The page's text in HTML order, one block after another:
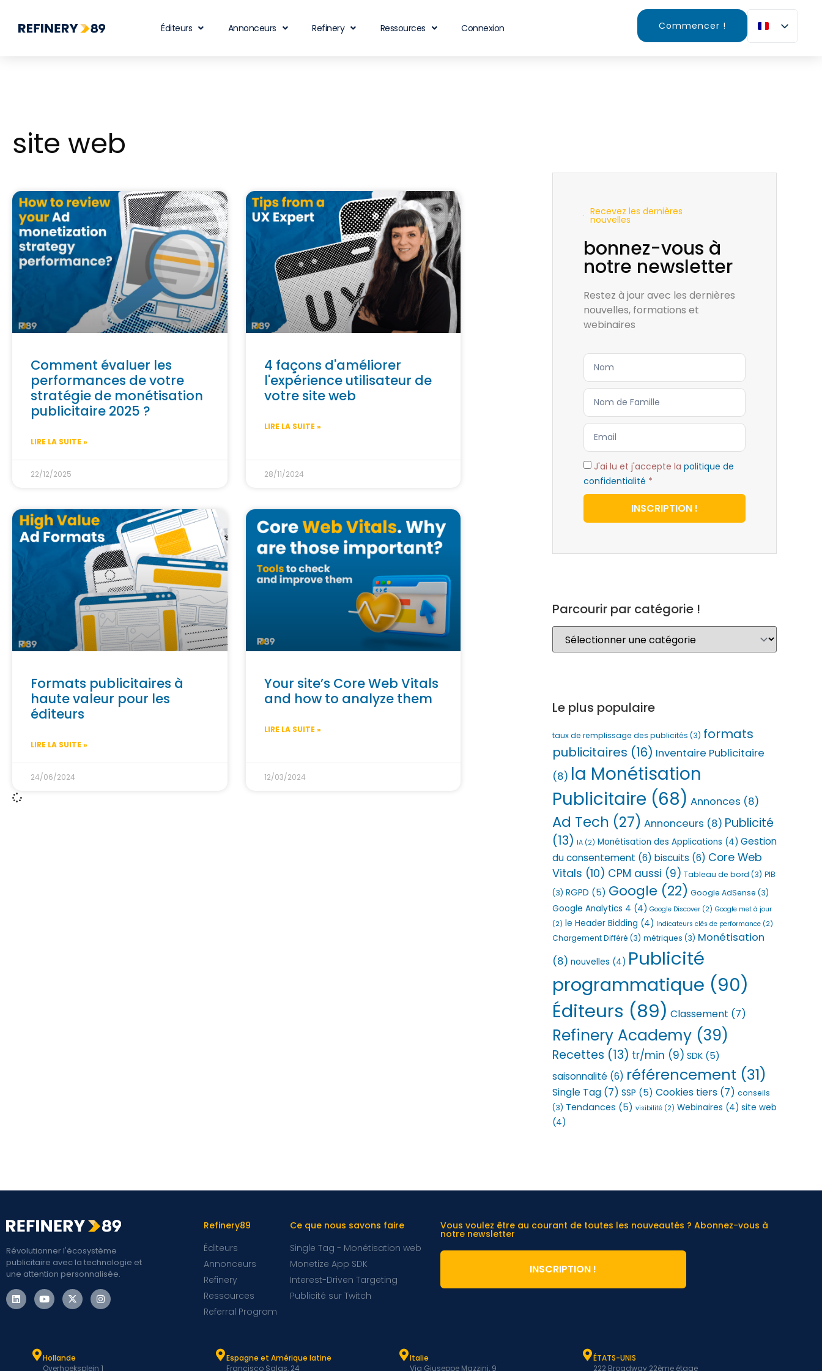
Éditeurs Annonceurs Refinery Ressources Connexion Commencer !
site web
Comment évaluer les
performances de votre
stratégie de monétisation
publicitaire 2025 ?
LIRE LA SUITE »
22/12/2025
4 façons d'améliorer
l'expérience utilisateur de
votre site web
LIRE LA SUITE »
28/11/2024
Formats publicitaires à
haute valeur pour les
éditeurs
LIRE LA SUITE »
24/06/2024
Your site’s Core Web Vitals
and how to analyze them
LIRE LA SUITE »
12/03/2024
Recevez les dernières
nouvelles
bonnez-vous à
notre newsletter
Restez à jour avec les dernières
nouvelles, formations et
webinaires
J'ai lu et j'accepte la politique de
confidentialité *
INSCRIPTION !
Parcourir par catégorie !
Le plus populaire
taux de remplissage des publicités (3) formats
publicitaires (16) Inventaire Publicitaire
(8) la Monétisation
Publicitaire (68) Annonces (8)
Ad Tech (27) Annonceurs (8) Publicité
(13) IA (2) Monétisation des Applications (4) Gestion
du consentement (6) biscuits (6) Core Web
Vitals (10) CPM aussi (9) Tableau de bord (3) PIB
(3) RGPD (5) Google (22) Google AdSense (3)
Google Analytics 4 (4) Google Discover (2) Google met à jour
(2) le Header Bidding (4) Indicateurs clés de performance (2)
Chargement Différé (3) métriques (3) Monétisation
(8) nouvelles (4) Publicité
programmatique (90)
Éditeurs (89) Classement (7)
Refinery Academy (39)
Recettes (13) tr/min (9) SDK (5)
saisonnalité (6) référencement (31)
Single Tag (7) SSP (5) Cookies tiers (7) conseils
(3) Tendances (5) visibilité (2) Webinaires (4) site web
(4)
Révolutionner l'écosystème
publicitaire avec la technologie et
une attention personnalisée.
Refinery89
Éditeurs
Annonceurs
Refinery
Ressources
Referral Program
Ce que nous savons faire
Single Tag - Monétisation web
Monetize App SDK
Interest-Driven Targeting
Publicité sur Twitch
Vous voulez être au courant de toutes les nouveautés ? Abonnez-vous à
notre newsletter
INSCRIPTION !
Hollande
Overhoeksplein 1
Espagne et Amérique latine
Francisco Salas, 24
Italie
Via Giuseppe Mazzini, 9
ÉTATS-UNIS
222 Broadway 22ème étage